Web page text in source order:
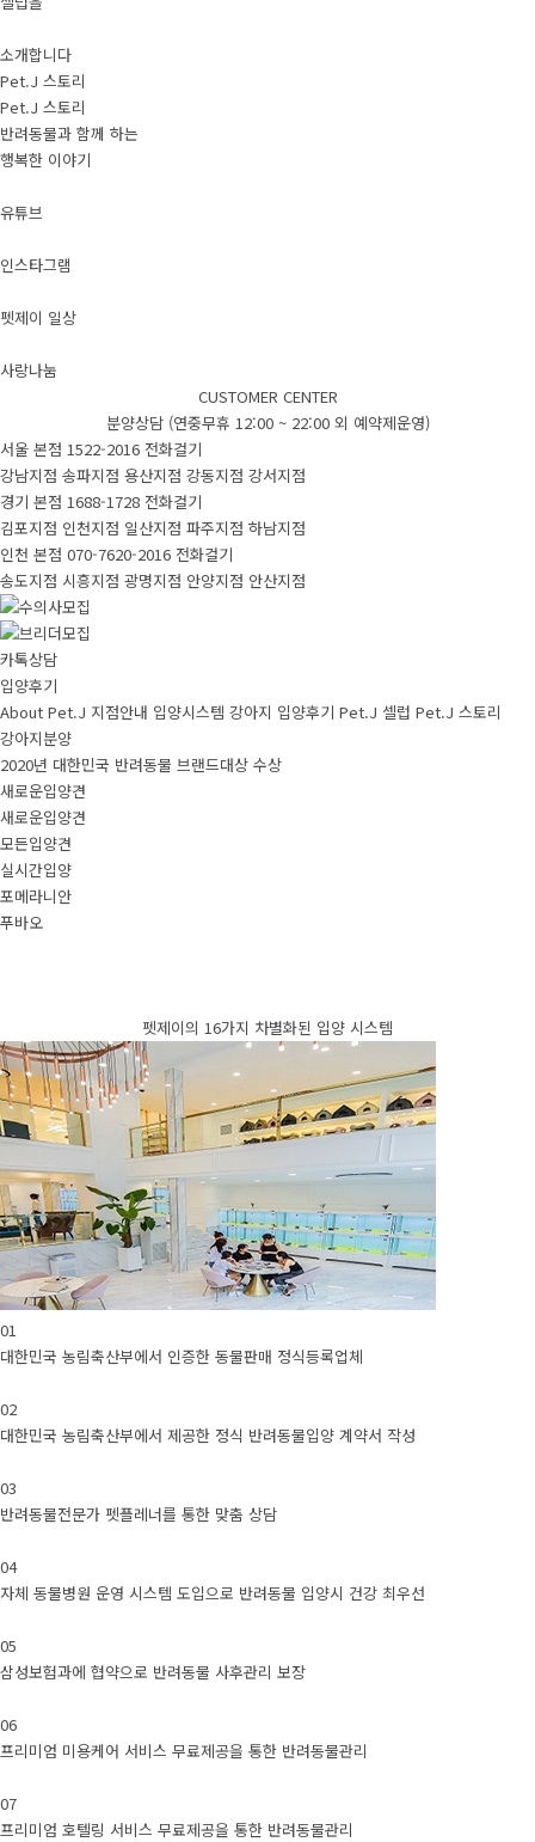
소개합니다
Pet.J 스토리
Pet.J 스토리
반려동물과 함께 하는
행복한 이야기
유튜브
인스타그램
펫제이 일상
사랑나눔
CUSTOMER CENTER
분양상담 (연중무휴 12:00 ~ 22:00 외 예약제운영)
서울 본점 1522-2016 전화걸기
강남지점 송파지점 용산지점 강동지점 강서지점
경기 본점 1688-1728 전화걸기
김포지점 인천지점 일산지점 파주지점 하남지점
인천 본점 070-7620-2016 전화걸기
송도지점 시흥지점 광명지점 안양지점 안산지점
카톡상담
입양후기
About Pet.J 지점안내 입양시스템 강아지 입양후기 Pet.J 셀럽 Pet.J 스토리
강아지분양
2020년 대한민국 반려동물 브랜드대상 수상
새로운입양견
새로운입양견
모든입양견
실시간입양
포메라니안
푸바오
펫제이의 16가지 차별화된 입양 시스템
01
대한민국 농림축산부에서 인증한 동물판매 정식등록업체
02
대한민국 농림축산부에서 제공한 정식 반려동물입양 계약서 작성
03
반려동물전문가 펫플레너를 통한 맞춤 상담
04
자체 동물병원 운영 시스템 도입으로 반려동물 입양시 건강 최우선
05
삼성보험과에 협약으로 반려동물 사후관리 보장
06
프리미엄 미용케어 서비스 무료제공을 통한 반려동물관리
07
프리미엄 호텔링 서비스 무료제공을 통한 반려동물관리